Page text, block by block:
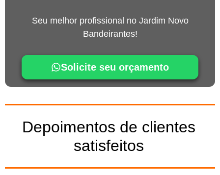
Seu melhor profissional no Jardim Novo
Bandeirantes!
Solicite seu orçamento
Depoimentos de clientes
satisfeitos